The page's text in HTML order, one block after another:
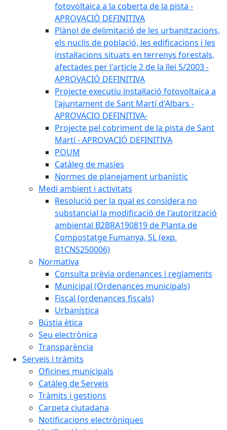
fotovoltaica a la coberta de la pista -
APROVACIÓ DEFINITIVA
Plànol de delimitació de les urbanitzacions,
els nuclis de població, les edificacions i les
instal·lacions situats en terrenys forestals,
afectades per l'article 2 de la llei 5/2003 -
APROVACIÓ DEFINITIVA
Projecte executiu instal·lació fotovoltaica a
l'ajuntament de Sant Martí d'Albars -
APROVACIO DEFINITIVA-
Projecte pel cobriment de la pista de Sant
Martí - APROVACIÓ DEFINITIVA
POUM
Catàleg de masies
Normes de planejament urbanístic
Medi ambient i activitats
Resolució per la qual es considera no
substancial la modificació de l'autorització
ambiental B2BRA190819 de Planta de
Compostatge Fumanya, SL (exp.
B1CNS250006)
Normativa
Consulta prèvia ordenances i reglaments
Municipal (Ordenances municipals)
Fiscal (ordenances fiscals)
Urbanística
Bústia ètica
Seu electrònica
Transparència
Serveis i tràmits
Oficines municipals
Catàleg de Serveis
Tràmits i gestions
Carpeta ciutadana
Notificacions electròniques